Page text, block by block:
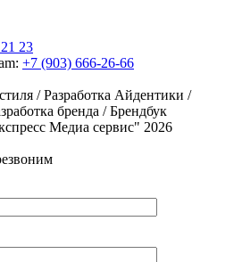
23
+7 (903) 666-26-66
/ Разработка Айдентики /
бренда / Брендбук
Медиа сервис" 2026